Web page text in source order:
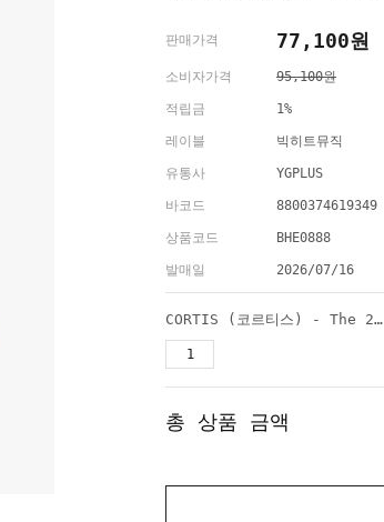
판매가격 77,100원
소비자가격 95,100원
적립금 1%
레이블 빅히트뮤직
유통사 YGPLUS
바코드 8800374619349
상품코드 BHE0888
발매일 2026/07/16
CORTIS (코르티스) - The 2nd EP [GREENGREEN] (CORTIS Ball ver.) (3종세트)
총 상품 금액